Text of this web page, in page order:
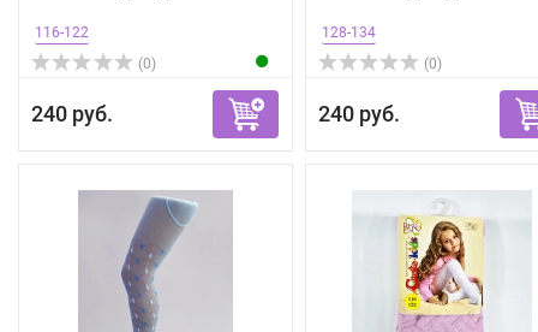
116-122
(0)
240 руб.
128-134
(0)
240 руб.